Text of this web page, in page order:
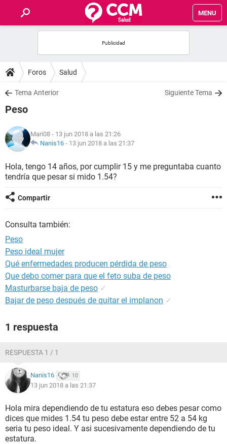
MENU
FOROS
SALUD
NUTRICIÓN
BIENESTAR
SEXUALIDAD
GLOSARIO
Foros Salud
Tema Anterior Siguiente Tema
Peso
Mari08 - 13 jun 2018 a las 21:26
Nanis16 - 13 jun 2018 a las 21:37
Hola, tengo 14 años, por cumplir 15 y me preguntaba cuanto
tendría que pesar si mido 1.54?
Compartir
Consulta también:
Peso
Peso ideal mujer
Qué enfermedades producen pérdida de peso
Que debo comer para que el feto suba de peso
Masturbarse baja de peso ✓
Bajar de peso después de quitar el implanon ✓
1 respuesta
RESPUESTA 1 / 1
Nanis16 10
13 jun 2018 a las 21:37
Hola mira dependiendo de tu estatura eso debes pesar como
dices que mides 1.54 tu peso debe estar entre 52 a 54 kg
seria tu peso ideal. Y asi sucesivamente dependiendo de tu
estatura.